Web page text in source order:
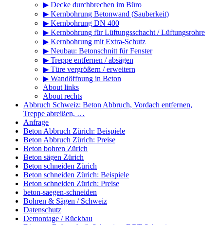
▶ Decke durchbrechen im Büro
▶ Kernbohrung Betonwand (Sauberkeit)
▶ Kernbohrung DN 400
▶ Kernbohrung für Lüftungsschacht / Lüftungsrohre
▶ Kernbohrung mit Extra-Schutz
▶ Neubau: Betonschnitt für Fenster
▶ Treppe entfernen / absägen
▶ Türe vergrößern / erweitern
▶ Wandöffnung in Beton
About links
About rechts
Abbruch Schweiz: Beton Abbruch, Vordach entfernen,
Treppe abreißen, …
Anfrage
Beton Abbruch Zürich: Beispiele
Beton Abbruch Zürich: Preise
Beton bohren Zürich
Beton sägen Zürich
Beton schneiden Zürich
Beton schneiden Zürich: Beispiele
Beton schneiden Zürich: Preise
beton-saegen-schneiden
Bohren & Sägen / Schweiz
Datenschutz
Demontage / Rückbau